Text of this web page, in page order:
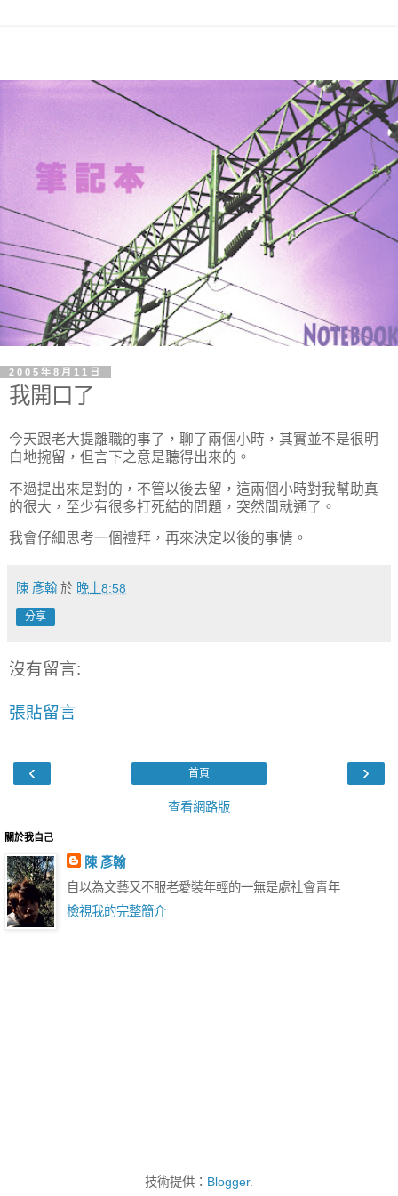
2005年8月11日
我開口了
今天跟老大提離職的事了，聊了兩個小時，其實並不是很明
白地捥留，但言下之意是聽得出來的。
不過提出來是對的，不管以後去留，這兩個小時對我幫助真
的很大，至少有很多打死結的問題，突然間就通了。
我會仔細思考一個禮拜，再來決定以後的事情。
陳 彥翰 於 晚上8:58
分享
沒有留言:
張貼留言
‹ ›
首頁
查看網路版
關於我自己
陳 彥翰
自以為文藝又不服老愛裝年輕的一無是處社會青年
檢視我的完整簡介
技術提供： Blogger.